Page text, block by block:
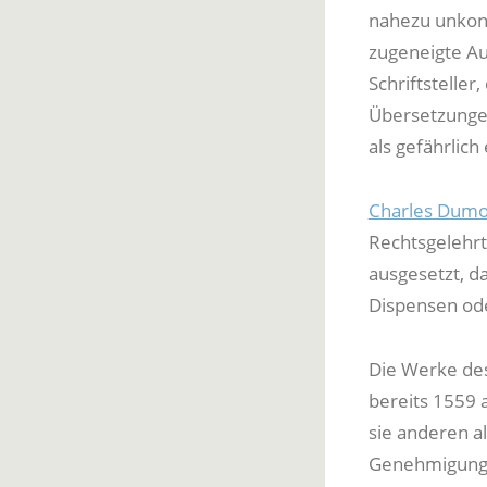
nahezu
zugeneigte
Schriftsteller,
als
Charles
ausgesetzt,
Dispensen
Die Werke
bereits 1559
sie anderen